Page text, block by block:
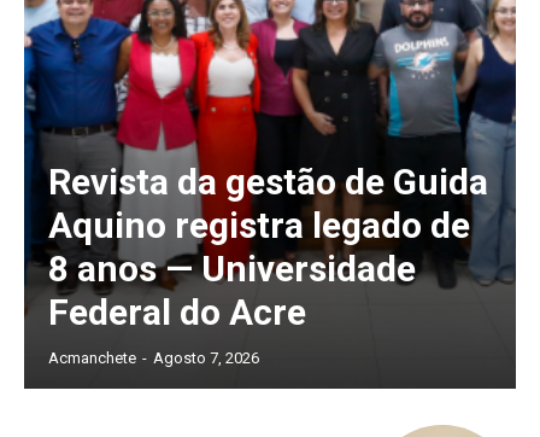
Revista da gestão de Guida
Aquino registra legado de
8 anos — Universidade
Federal do Acre
Acmanchete - Agosto 7, 2026